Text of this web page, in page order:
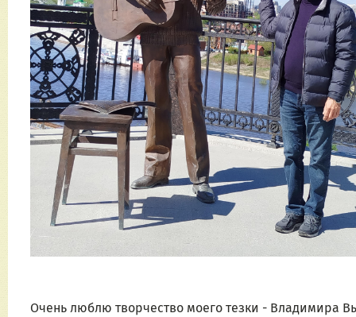
Очень люблю творчество моего тезки - Владимира